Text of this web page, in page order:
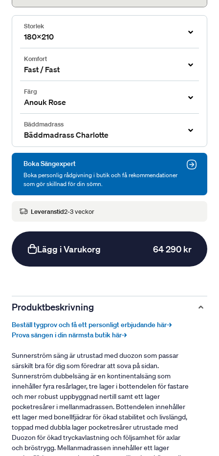
Storlek
180x210
Komfort
Fast / Fast
Färg
Anouk Rose
Bäddmadrass
Bäddmadrass Charlotte
Boka Sängexpert
Boka personlig rådgivning i butik och få rekommendationer
som gör skillnad för din sömn.
Leveranstid2-3 veckor
Lägg i Varukorg 64 290 kr
Produktbeskrivning
Beställ tygprov och få ett personligt erbjudande här→
Prova sängen i din närmsta butik här→
Sunnerström säng är utrustad med duozon som passar
särskilt bra för dig som föredrar att sova på sidan.
Sunnerström dubbelsäng är en kontinentalsäng som
innehåller fyra resårlager, tre lager i bottendelen för fastare
och mer robust uppbyggnad nertill samt ett lager
pocketresårer i mellanmadrassen. Bottendelen innehåller
ett lager med bonellfjädrar för ökad stabilitet och livslängd,
toppad med dubbla lager pocketresårer utrustade med
Duozon för ökad tryckavlastning och följsamhet för axlar
och bröstrygg. Mellanmadrassen innehåller ett lager